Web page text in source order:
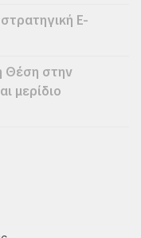
E-
Θέση στην
μερίδιο